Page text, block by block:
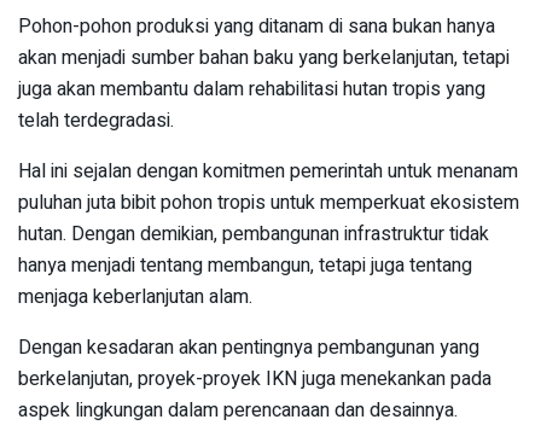
Pohon-pohon produksi yang ditanam di sana bukan hanya
akan menjadi sumber bahan baku yang berkelanjutan, tetapi
juga akan membantu dalam rehabilitasi hutan tropis yang
telah terdegradasi.
Hal ini sejalan dengan komitmen pemerintah untuk menanam
puluhan juta bibit pohon tropis untuk memperkuat ekosistem
hutan. Dengan demikian, pembangunan infrastruktur tidak
hanya menjadi tentang membangun, tetapi juga tentang
menjaga keberlanjutan alam.
Dengan kesadaran akan pentingnya pembangunan yang
berkelanjutan, proyek-proyek IKN juga menekankan pada
aspek lingkungan dalam perencanaan dan desainnya.